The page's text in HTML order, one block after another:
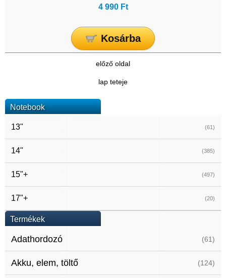
Notebook
13" (61)
14" (385)
15"+ (497)
17"+ (20)
Termékek
Adathordozó (61)
Akku, elem, töltő (124)
4 990 Ft
Kosárba
előző oldal
lap teteje